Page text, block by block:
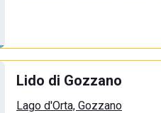
Lido di Gozzano
Lago d'Orta, Gozzano